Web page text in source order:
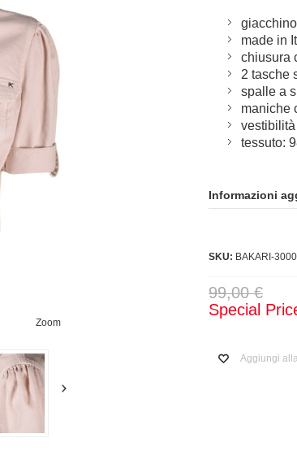
Zoom
made in
chiusura
2 tasche
spalle a
maniche
tessuto:
Informazioni
SKU: BAKARI-
99,00 €
Special
Aggiungi